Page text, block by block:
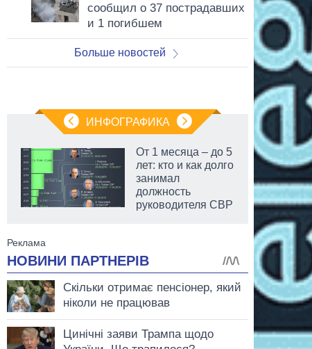
сообщил о 37 пострадавших
и 1 погибшем
Больше новостей
ИНФОГРАФИКА
От 1 месяца – до 5
лет: кто и как долго
занимал
должность
руководителя СВР